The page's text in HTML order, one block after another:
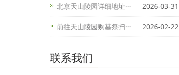
北京天山陵园详细地址··· 2026-03-31
前往天山陵园购墓祭扫··· 2026-02-22
联系我们